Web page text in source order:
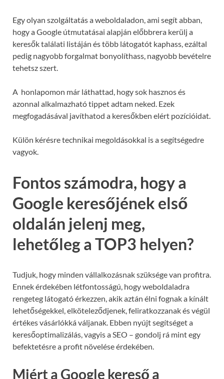
Egy olyan szolgáltatás a weboldaladon, ami segít abban,
hogy a Google útmutatásai alapján előbbrera kerülj a
keresők találati listáján és több látogatót kaphass, ezáltal
pedig nagyobb forgalmat bonyolíthass, nagyobb bevételre
tehetsz szert.
A honlapomon már láthattad, hogy sok hasznos és
azonnal alkalmazható tippet adtam neked. Ezek
megfogadásával javíthatod a keresőkben elért pozícióidat.
Külön kérésre technikai megoldásokkal is a segítségedre
vagyok.
Fontos számodra, hogy a
Google keresőjének első
oldalán jelenj meg,
lehetőleg a TOP3 helyen?
Tudjuk, hogy minden vállalkozásnak szüksége van profitra.
Ennek érdekében létfontosságú, hogy weboldaladra
rengeteg látogató érkezzen, akik aztán élni fognak a kínált
lehetőségekkel, elköteleződjenek, feliratkozzanak és végül
értékes vásárlókká váljanak. Ebben nyújt segítséget a
keresőoptimalizálás, vagyis a SEO – gondolj rá mint egy
befektetésre a profit növelése érdekében.
Miért a Google kereső a